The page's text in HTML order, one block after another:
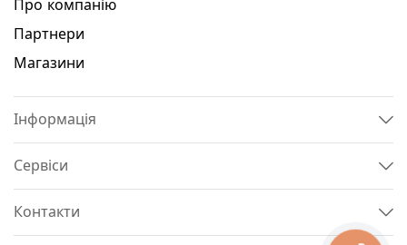
Про компанію
Партнери
Магазини
Інформація
Сервіси
Контакти